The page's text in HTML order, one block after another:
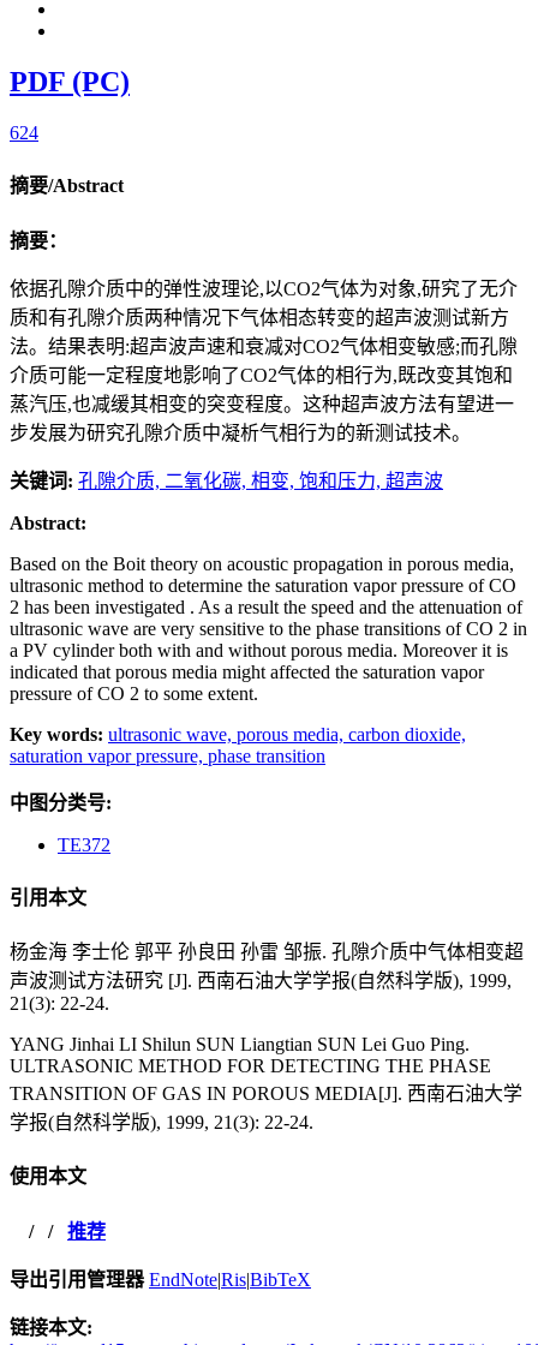
PDF (PC)
624
摘要/Abstract
摘要：
依据孔隙介质中的弹性波理论,以CO2气体为对象,研究了无介
质和有孔隙介质两种情况下气体相态转变的超声波测试新方
法。结果表明:超声波声速和衰减对CO2气体相变敏感;而孔隙
介质可能一定程度地影响了CO2气体的相行为,既改变其饱和
蒸汽压,也减缓其相变的突变程度。这种超声波方法有望进一
步发展为研究孔隙介质中凝析气相行为的新测试技术。
关键词: 孔隙介质, 二氧化碳, 相变, 饱和压力, 超声波
Abstract:
Based on the Boit theory on acoustic propagation in porous media,
ultrasonic method to determine the saturation vapor pressure of CO
2 has been investigated . As a result the speed and the attenuation of
ultrasonic wave are very sensitive to the phase transitions of CO 2 in
a PV cylinder both with and without porous media. Moreover it is
indicated that porous media might affected the saturation vapor
pressure of CO 2 to some extent.
Key words: ultrasonic wave, porous media, carbon dioxide,
saturation vapor pressure, phase transition
中图分类号:
TE372
引用本文
杨金海 李士伦 郭平 孙良田 孙雷 邹振. 孔隙介质中气体相变超
声波测试方法研究 [J]. 西南石油大学学报(自然科学版), 1999,
21(3): 22-24.
YANG Jinhai LI Shilun SUN Liangtian SUN Lei Guo Ping.
ULTRASONIC METHOD FOR DETECTING THE PHASE
TRANSITION OF GAS IN POROUS MEDIA[J]. 西南石油大学
学报(自然科学版), 1999, 21(3): 22-24.
使用本文
/ / 推荐
导出引用管理器 EndNote|Ris|BibTeX
链接本文: